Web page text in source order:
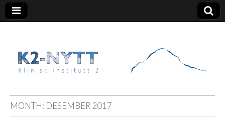
K2 Nytt
MONTH: DESEMBER 2017